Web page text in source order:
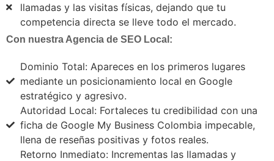
llamadas y las visitas físicas, dejando que tu
competencia directa se lleve todo el mercado.
Con nuestra Agencia de SEO Local:
Dominio Total: Apareces en los primeros lugares
mediante un posicionamiento local en Google
estratégico y agresivo.
Autoridad Local: Fortaleces tu credibilidad con una
ficha de Google My Business Colombia impecable,
llena de reseñas positivas y fotos reales.
Retorno Inmediato: Incrementas las llamadas y